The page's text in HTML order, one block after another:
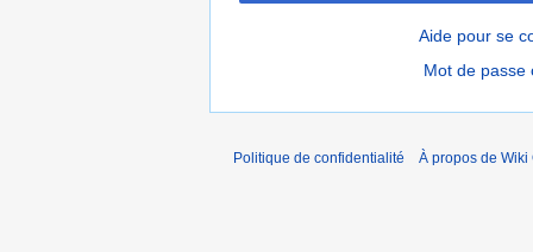
Aide pour se
Mot de passe
Politique de confidentialité À propos de Wiki